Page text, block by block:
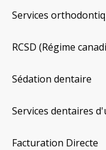
Services
RCSD (Régime
Sédation dentaire
Services dentaires
Facturation Directe